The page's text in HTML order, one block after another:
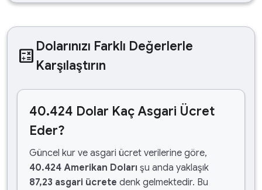
calculate Dolarınızı Farklı Değerlerle
Karşılaştırın
40.424 Dolar Kaç Asgari Ücret
Eder?
Güncel kur ve asgari ücret verilerine göre,
40.424 Amerikan Doları şu anda yaklaşık
87,23 asgari ücrete denk gelmektedir. Bu